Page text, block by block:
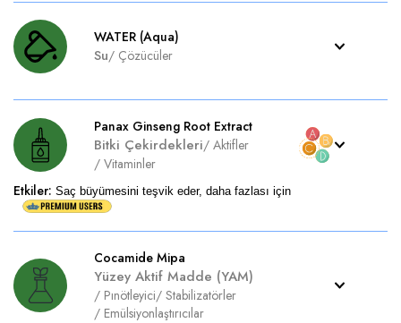
WATER (Aqua)
Su/ Çözücüler
Panax Ginseng Root Extract
Bitki Çekirdekleri/ Aktifler
/ Vitaminler
Etkiler: Saç büyümesini teşvik eder, daha fazlası için
Cocamide Mipa
Yüzey Aktif Madde (YAM)
/ Pınötleyici/ Stabilizatörler
/ Emülsiyonlaştırıcılar